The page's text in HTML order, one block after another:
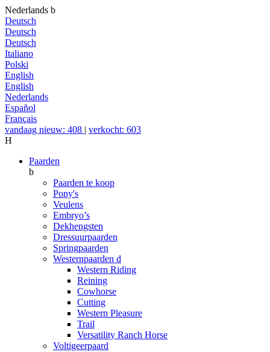
Nederlands b
Deutsch
Deutsch
Deutsch
Italiano
Polski
English
English
Nederlands
Español
Français
vandaag nieuw: 408 | verkocht: 603
H
Paarden
b
Paarden te koop
Pony's
Veulens
Embryo’s
Dekhengsten
Dressuurpaarden
Springpaarden
Westernpaarden d
Western Riding
Reining
Cowhorse
Cutting
Western Pleasure
Trail
Versatility Ranch Horse
Voltigeerpaard